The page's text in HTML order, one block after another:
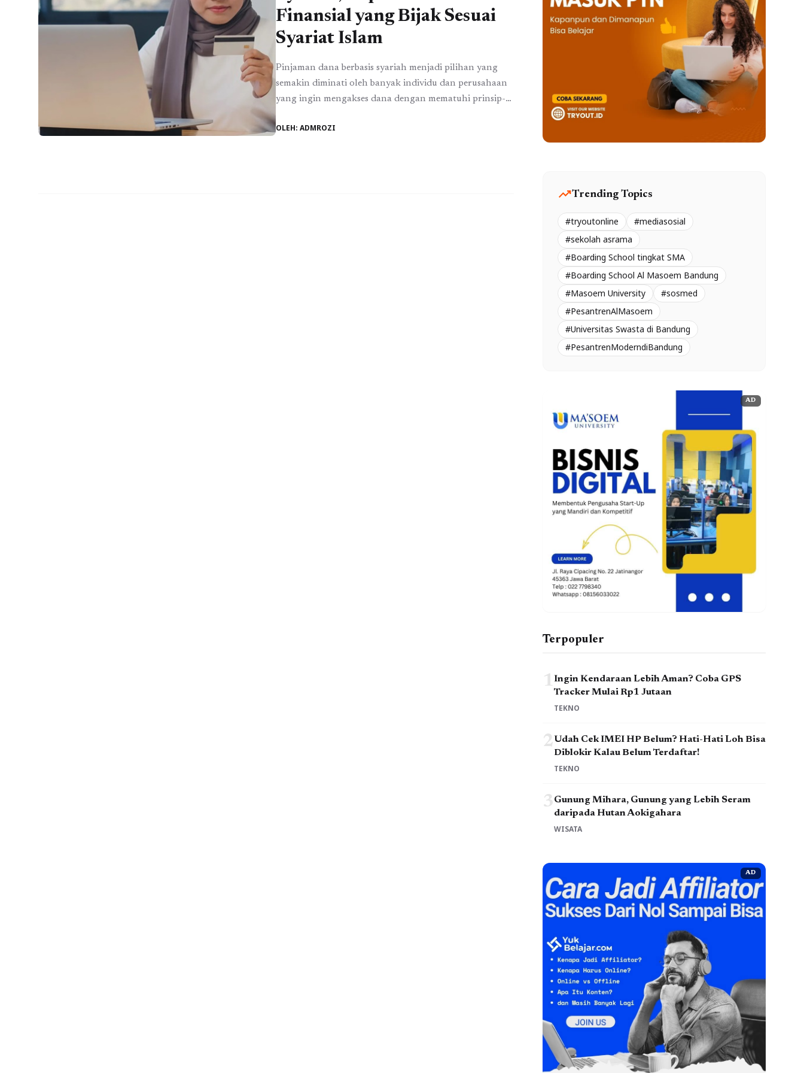
Finansial yang Bijak Sesuai
Syariat Islam
Pinjaman dana berbasis syariah menjadi pilihan yang
semakin diminati oleh banyak individu dan perusahaan
yang ingin mengakses dana dengan mematuhi prinsip-
syariah, pinjaman tidak melibatkan unsur bunga atau
OLEH: ADMROZI
trending_upTrending Topics
#tryoutonline
#mediasosial
#sekolah asrama
#Boarding School tingkat SMA
#Boarding School Al Masoem Bandung
#Masoem University
#sosmed
#PesantrenAlMasoem
#Universitas Swasta di Bandung
#PesantrenModerndiBandung
AD
Terpopuler
1Ingin Kendaraan Lebih Aman? Coba GPS
Tracker Mulai Rp1 Jutaan
TEKNO
2Udah Cek IMEI HP Belum? Hati-Hati Loh Bisa
Diblokir Kalau Belum Terdaftar!
TEKNO
3Gunung Mihara, Gunung yang Lebih Seram
daripada Hutan Aokigahara
WISATA
AD